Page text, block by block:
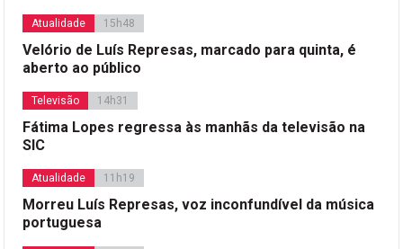
Atualidade 15h48
Velório de Luís Represas, marcado para quinta, é
aberto ao público
Televisão 14h31
Fátima Lopes regressa às manhãs da televisão na
SIC
Atualidade 11h19
Morreu Luís Represas, voz inconfundível da música
portuguesa